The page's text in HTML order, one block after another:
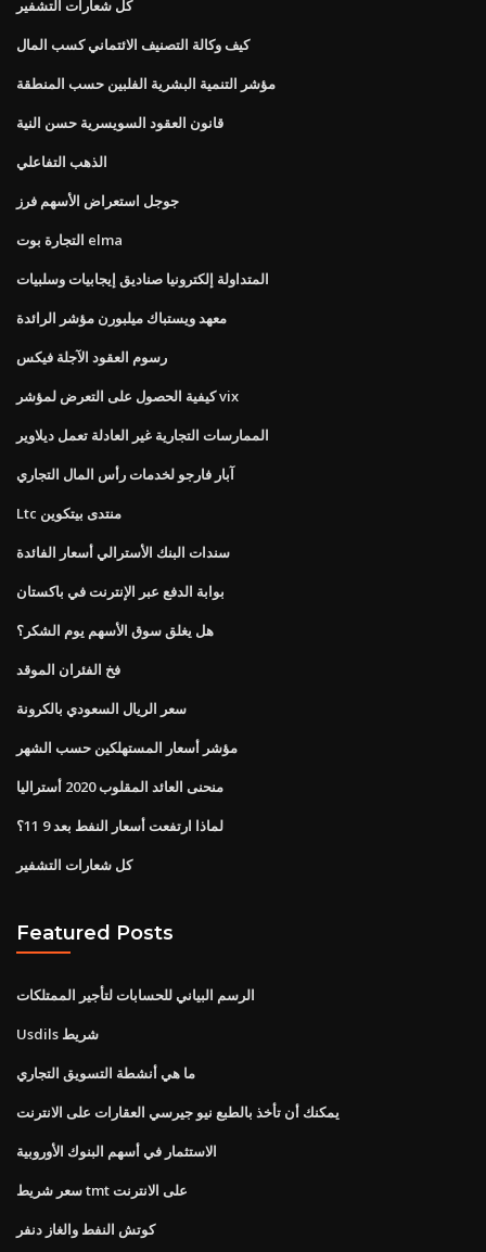
كل شعارات التشفير
كيف وكالة التصنيف الائتماني كسب المال
مؤشر التنمية البشرية الفلبين حسب المنطقة
قانون العقود السويسرية حسن النية
الذهب التفاعلي
جوجل استعراض الأسهم فرز
التجارة بوت elma
المتداولة إلكترونيا صناديق إيجابيات وسلبيات
معهد ويستباك ميلبورن مؤشر الرائدة
رسوم العقود الآجلة فيكس
كيفية الحصول على التعرض لمؤشر vix
الممارسات التجارية غير العادلة تعمل ديلاوير
آبار فارجو لخدمات رأس المال التجاري
Ltc منتدى بيتكوين
سندات البنك الأسترالي أسعار الفائدة
بوابة الدفع عبر الإنترنت في باكستان
هل يغلق سوق الأسهم يوم الشكر؟
فخ الفئران الموقد
سعر الريال السعودي بالكرونة
مؤشر أسعار المستهلكين حسب الشهر
منحنى العائد المقلوب 2020 أستراليا
لماذا ارتفعت أسعار النفط بعد 9 11؟
كل شعارات التشفير
Featured Posts
الرسم البياني للحسابات لتأجير الممتلكات
Usdils شريط
ما هي أنشطة التسويق التجاري
يمكنك أن تأخذ بالطبع نيو جيرسي العقارات على الانترنت
الاستثمار في أسهم البنوك الأوروبية
سعر شريط tmt على الانترنت
كوتش النفط والغاز دنفر